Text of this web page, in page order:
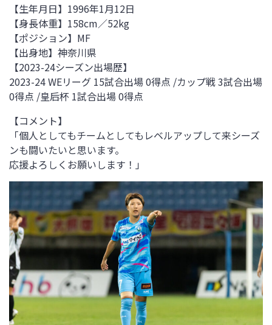
【生年月日】1996年1月12日
【身長体重】158cm／52kg
【ポジション】MF
【出身地】神奈川県
【2023-24シーズン出場歴】
2023-24 WEリーグ 15試合出場 0得点 /カップ戦 3試合出場
0得点 /皇后杯 1試合出場 0得点
【コメント】
「個人としてもチームとしてもレベルアップして来シーズ
ンも闘いたいと思います。
応援よろしくお願いします！」